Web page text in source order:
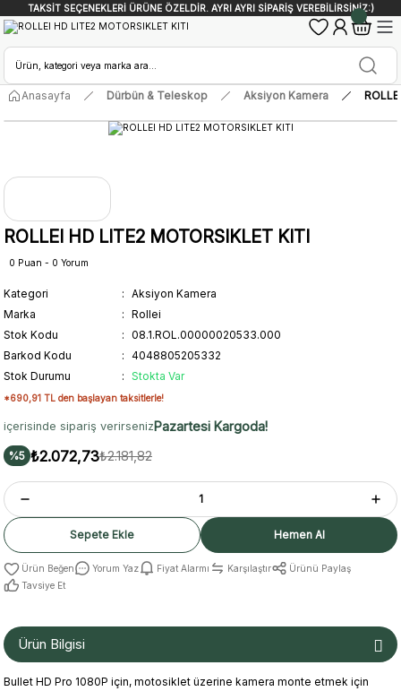
TAKSİT SEÇENEKLERİ ÜRÜNE ÖZELDİR. AYRI AYRI SİPARİŞ VEREBİLİRSİNİZ:)
Anasayfa Dürbün & Teleskop Aksiyon Kamera
ROLLEI HD LITE2 MOTORSIKLET KITI
0 Puan - 0 Yorum
Kategori
Aksiyon Kamera
Marka
Rollei
Stok Kodu
08.1.ROL.00000020533.000
Barkod Kodu
4048805205332
Stok Durumu
Stokta Var
*690,91 TL den başlayan taksitlerle!
içerisinde sipariş verirsenizPazartesi Kargoda!
%5 ₺2.072,73₺2.181,82
Sepete Ekle Hemen Al
Yorum Yaz Fiyat Alarmı Karşılaştır
Ürünü Paylaş
Tavsiye Et
Ürün Bilgisi
Bullet HD Pro 1080P için, motosiklet üzerine kamera monte etmek için